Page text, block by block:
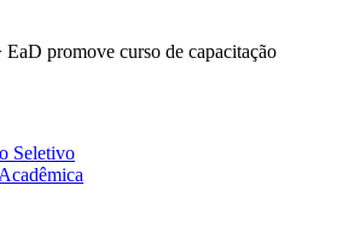
EaD promove curso de capacitação
Seletivo